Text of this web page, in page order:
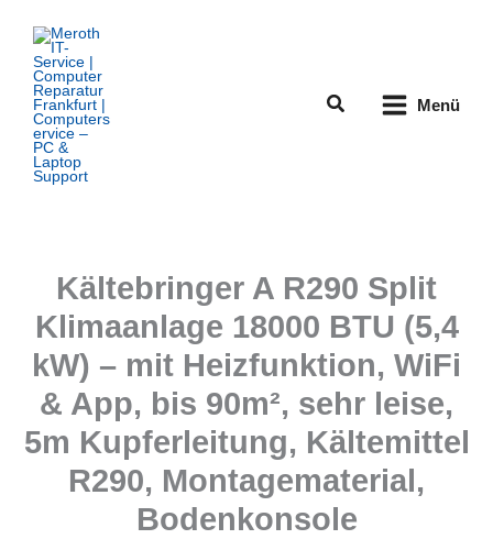
Inhalt
springen
Suchen Menü
Kältebringer A R290 Split
Klimaanlage 18000 BTU (5,4
kW) – mit Heizfunktion, WiFi
& App, bis 90m², sehr leise,
5m Kupferleitung, Kältemittel
R290, Montagematerial,
Bodenkonsole